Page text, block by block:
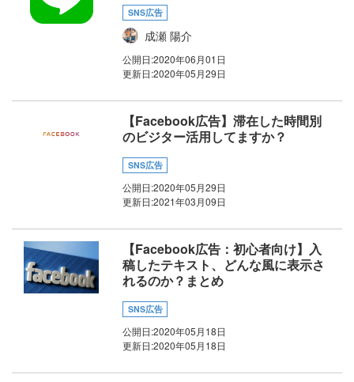
SNS広告
成瀬 陽介
公開日:2020年06月01日
更新日:2020年05月29日
【Facebook広告】滞在した時間別
のビジター活用してますか？
SNS広告
公開日:2020年05月29日
更新日:2021年03月09日
【Facebook広告：初心者向け】入
稿したテキスト、どんな風に表示さ
れるのか？まとめ
SNS広告
公開日:2020年05月18日
更新日:2020年05月18日